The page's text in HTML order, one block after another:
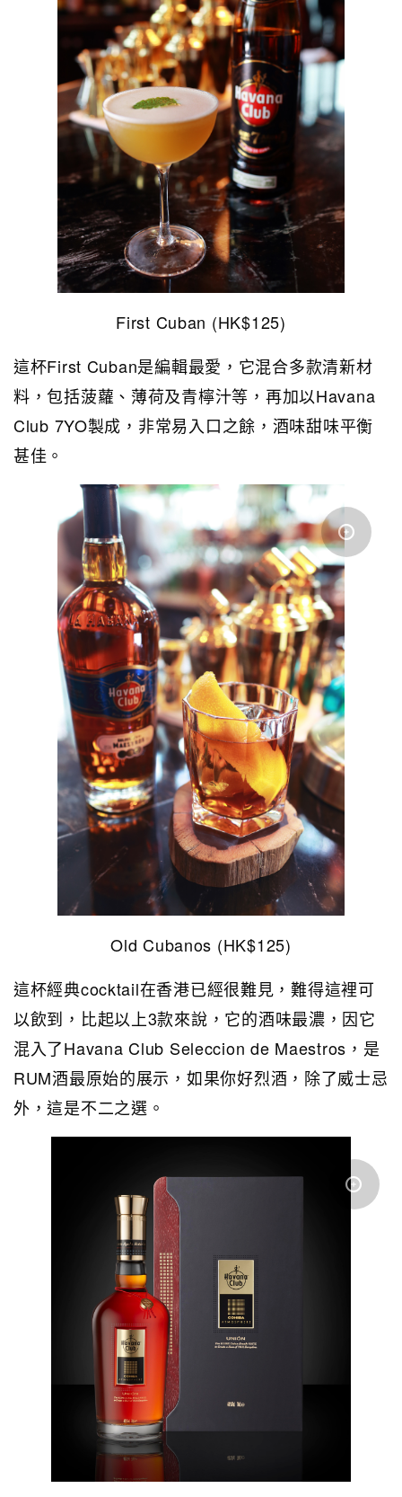
First Cuban (HK$125)
這杯First Cuban是編輯最愛，它混合多款清新材
料，包括菠蘿、薄荷及青檸汁等，再加以Havana
Club 7YO製成，非常易入口之餘，酒味甜味平衡
甚佳。
Old Cubanos (HK$125)
這杯經典cocktail在香港已經很難見，難得這裡可
以飲到，比起以上3款來說，它的酒味最濃，因它
混入了Havana Club Seleccion de Maestros，是
RUM酒最原始的展示，如果你好烈酒，除了威士忌
外，這是不二之選。